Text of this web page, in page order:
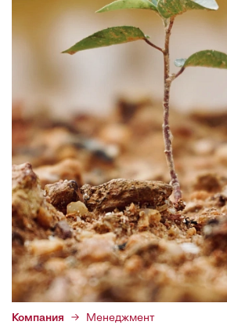
Компания Менеджмент